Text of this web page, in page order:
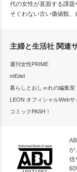
代の女性が直面する課
そぐわない古い価値観、
主婦と生活社 関連
週刊女性PRIME
mEdel
暮らしとおしゃれの編集室
LEON オフィシャルWebサ
コミックPASH！
が
信